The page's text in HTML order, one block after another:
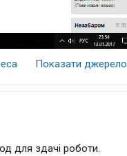
Показати джерело
для здачі роботи.